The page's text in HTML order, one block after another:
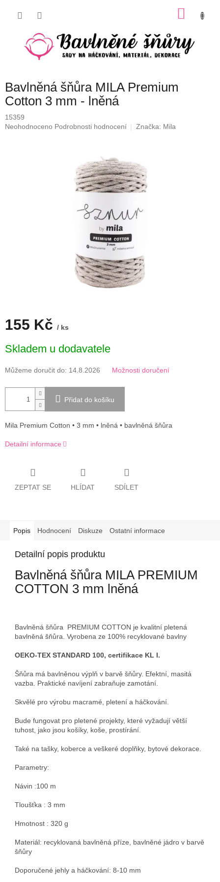
Bavlněná šňůra MILA Premium
Cotton 3 mm - lněná
15359
Průměrné
Neohodnoceno Podrobnosti hodnocení Značka: Mila
155 Kč / ks
cena:
Skladem u dodavatele
Můžeme doručit do: 14.8.2026 Možnosti doručení
Přidat do košíku
Mila Premium Cotton • 3 mm • lněná • bavlněná šňůra
Detailní informace
ZEPTAT SE HLÍDAT SDÍLET
Popis Hodnocení Diskuze Ostatní informace
Detailní popis produktu
Bavlněná šňůra MILA PREMIUM
COTTON 3 mm lněná
Bavlněná šňůra PREMIUM COTTON je kvalitní pletená
bavlněná šňůra. Vyrobena ze 100% recyklované bavlny
OEKO-TEX STANDARD 100, certifikace KL I.
Šňůra má bavlněnou výplň v barvě šňůry. Efektní, masitá
vazba. Praktické navíjení zabraňuje zamotání.
Skvělé pro výrobu macramé, pletení a háčkování.
Bude fungovat pro pletené projekty, které vyžadují větší
tuhost, jako jsou košíky, koše, prostírání.
Také na tašky, koberce a veškeré doplňky, bytové dekorace.
Parametry:
Návin :100 m
Tloušťka : 3 mm
Hmotnost : 320 g
Materiál: recyklovaná bavlněná příze, bavlněné jádro v barvě
šňůry
Doporučené jehly a háčkování: 8-10 mm